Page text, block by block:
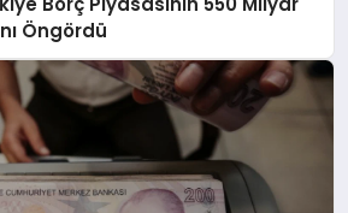
Öngördü